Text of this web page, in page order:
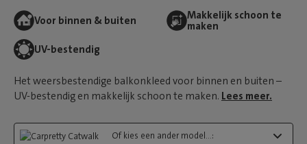
Voor binnen & buiten
Makkelijk schoon te
maken
UV-bestendig
Het weersbestendige balkonkleed voor binnen en buiten –
UV-bestendig en makkelijk schoon te maken. Lees meer.
Of kies een ander model...: